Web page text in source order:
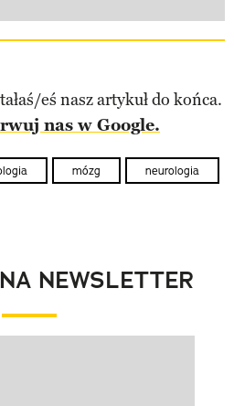
eś nasz artykuł do końca.
nas w Google.
mózg neurologia
NEWSLETTER